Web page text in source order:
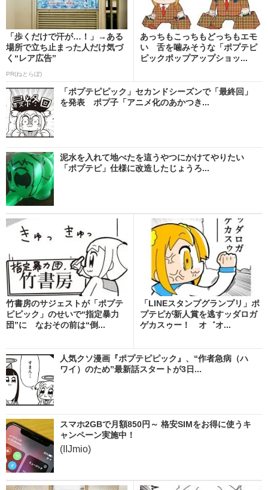
「歩くだけで汗が…！」→ある
場所で立ち止まった人だけ気づ
く“レア広告”
PR(ねとらぼ)
あっちもこっちもどっちもエモ
い 舌を噛みそうな「ポプテピ
ピックポップアップショッ...
「ポプテピピック」セカンドシーズンで「最終回」
を発表 ポプ子「アニメ化のあかつき...
泥水を入れて地べたを這うやつにかけてやりたい
「ポプテピ」仕様に改造したじょうろ...
竹書房のサジェストが「ポプテ
ピピック」のせいで“指定暴力
団”に なおその前は“倒...
「LINEスタンプグランプリ」ポ
プテピが新人賞を逃すッダロガ
ゲカスゥー！ オ゛オ...
人気クソ漫画『ポプテピピック』、“作者急病（ハ
ワイ）のため”最新話スタートが3日...
スマホ2GBで月額850円～ 格安SIMをお得に使うキ
ャンペーン実施中！
(IIJmio)